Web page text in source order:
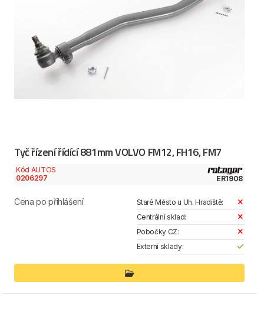
Tyč řízení řídící 881mm VOLVO FM12, FH16, FM7
Kód AUTOS
0206297
ER1908
Cena po přihlášení
Staré Město u Uh. Hradiště:
Centrální sklad:
Pobočky CZ:
Externí sklady: